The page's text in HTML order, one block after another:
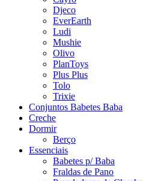
Djeco
EverEarth
Ludi
Mushie
Olivo
PlanToys
Plus Plus
Tolo
Trixie
Conjuntos Babetes Baba
Creche
Dormir
Berço
Essenciais
Babetes p/ Baba
Fraldas de Pano